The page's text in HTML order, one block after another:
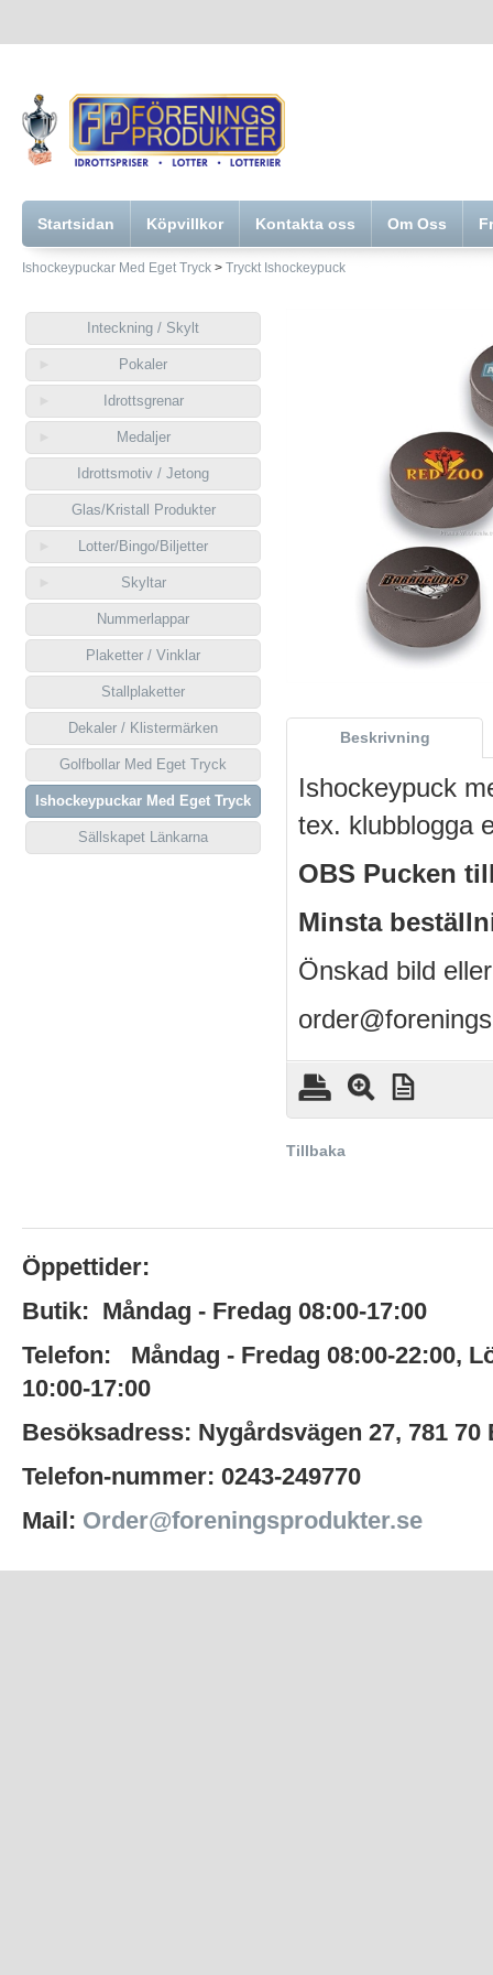
Startsidan Köpvillkor Kontakta oss Om Oss
Ishockeypuckar Med Eget Tryck > Tryckt Ishockeypuck
Inteckning / Skylt
Pokaler
Idrottsgrenar
Medaljer
Idrottsmotiv / Jetong
Glas/Kristall Produkter
Lotter/Bingo/Biljetter
Skyltar
Nummerlappar
Plaketter / Vinklar
Stallplaketter
Dekaler / Klistermärken
Golfbollar Med Eget Tryck
Ishockeypuckar Med Eget Tryck
Sällskapet Länkarna
Beskrivning
Ishockeypuck
tex. klubblogga
OBS Pucken
Minsta
Önskad bild
Tillbaka
Öppettider:
Butik: Måndag - Fredag 08:00-17:00
Telefon: Måndag - Fredag 08:00-22:00,
10:00-17:00
Besöksadress: Nygårdsvägen 27, 781 70
Telefon-nummer: 0243-249770
Mail: Order@foreningsprodukter.se